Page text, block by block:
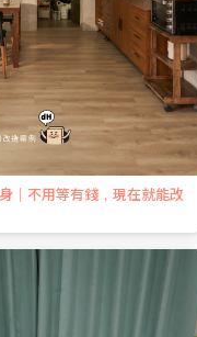
｜不用等有錢，現在就能改